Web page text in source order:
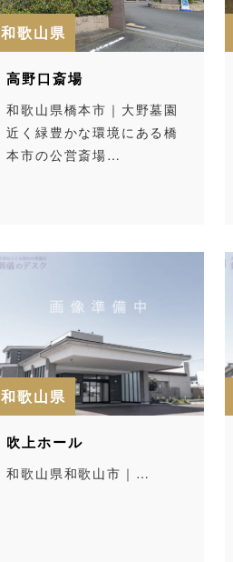
和歌山県
高野口斎場
和歌山県橋本市｜大野墓園
近く緑豊かな環境にある橋
本市の公営斎場…
和歌山県
吹上ホール
和歌山県和歌山市｜…